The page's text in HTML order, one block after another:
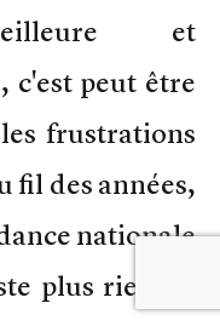
et
c'est peut être
frustrations
fil des années,
nationale
plus rien au